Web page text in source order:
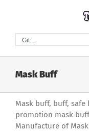
Git...
Mask Buff
Mask buff, buff,
promotion mask
Manufacture of